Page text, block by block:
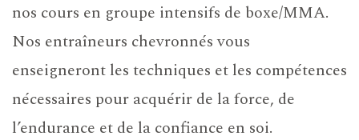
nos cours en groupe intensifs de boxe/MMA.
Nos entraîneurs chevronnés vous
enseigneront les techniques et les compétences
nécessaires pour acquérir de la force, de
l’endurance et de la confiance en soi.